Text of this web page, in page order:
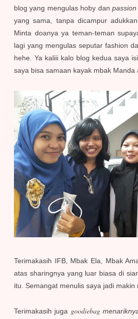
blog yang mengulas hoby danpassion
yang sama, tanpa dicampur
Minta doanya ya teman-teman
lagi yang mengulas seputar fashion
hehe. Ya kaliii kalo blog kedua saya
saya bisa samaan kayak mbak Manda
Terimakasih IFB, Mbak Ela, Mbak
atas sharingnya yang luar biasa di
itu. Semangat menulis saya jadi
Terimakasih juga goodiebag